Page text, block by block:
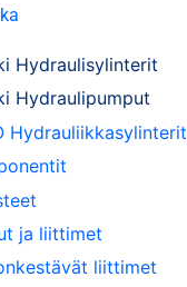
Hydraulisylinterit
Hydraulipumput
Hydrauliikkasylinterit
ja liittimet
liittimet